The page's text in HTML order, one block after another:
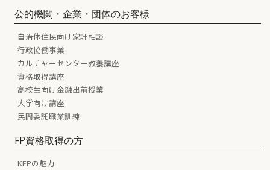
公的機関・企業・団体のお客様
自治体住民向け家計相談
行政協働事業
カルチャーセンター教養講座
資格取得講座
高校生向け金融出前授業
大学向け講座
民間委託職業訓練
FP資格取得の方
KFPの魅力